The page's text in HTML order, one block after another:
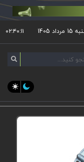
1405 ۰۲:۴۰:۱۱